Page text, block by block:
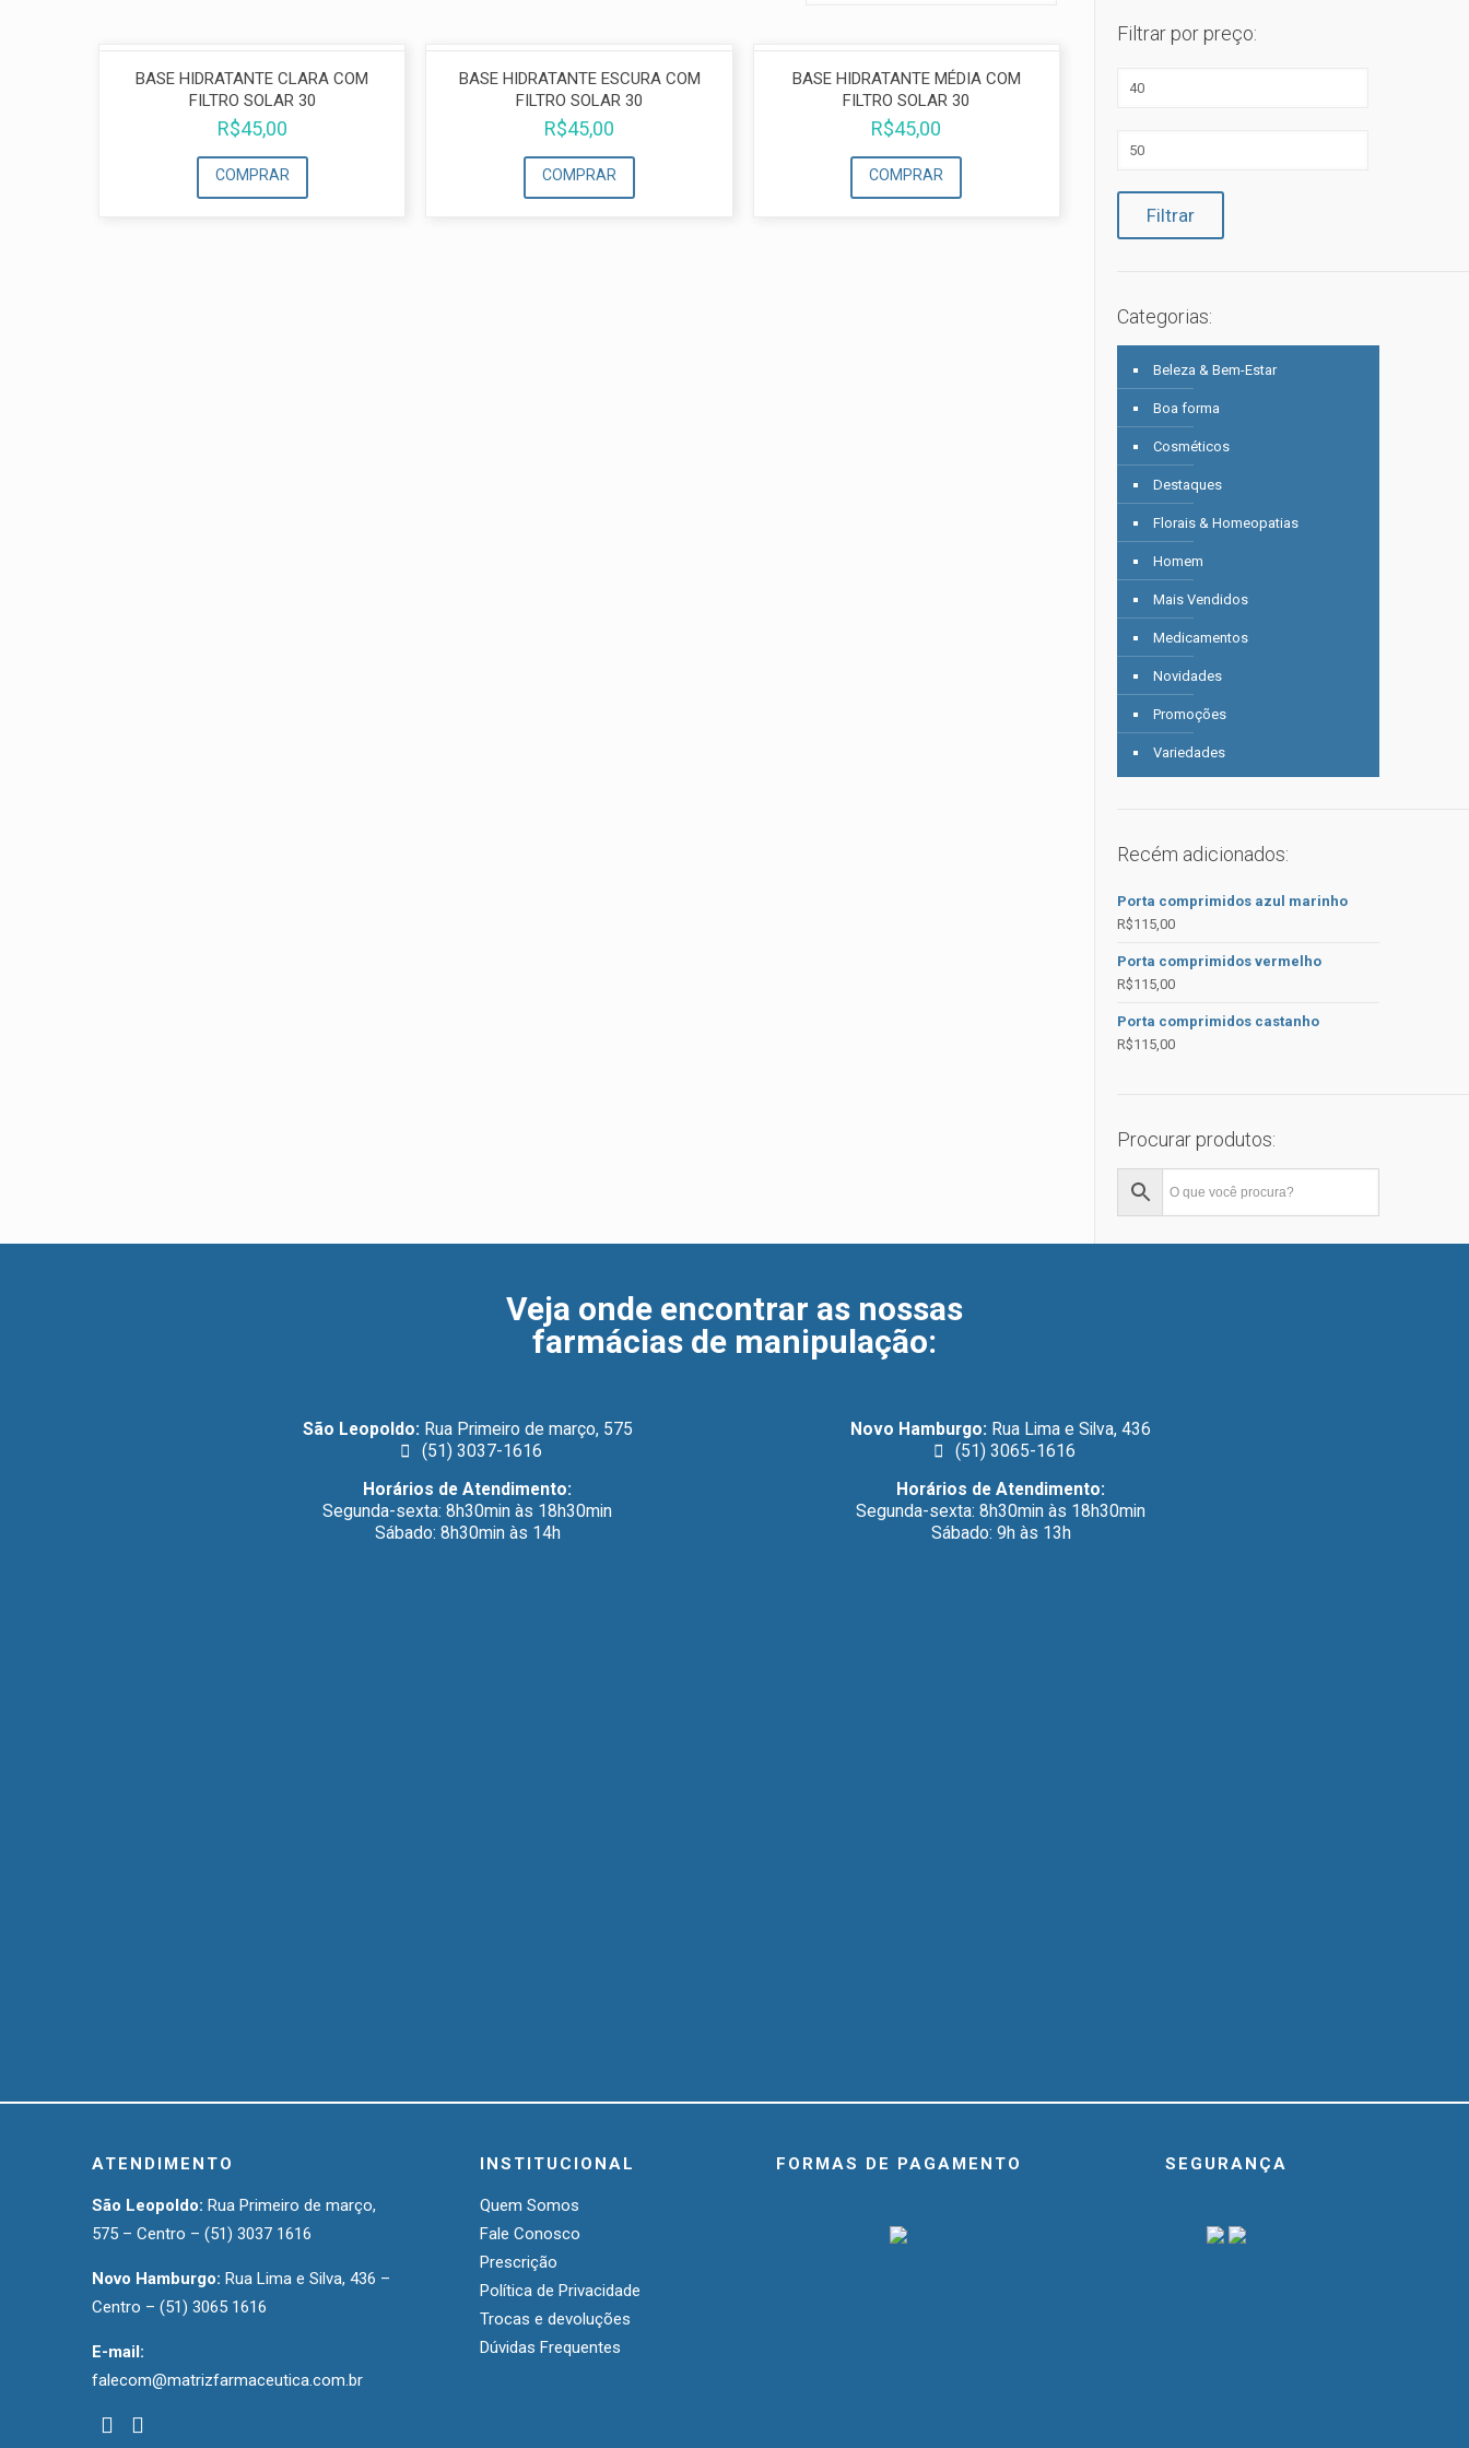
BASE HIDRATANTE CLARA COM
FILTRO SOLAR 30
R$45,00
COMPRAR
BASE HIDRATANTE ESCURA COM
FILTRO SOLAR 30
R$45,00
COMPRAR
BASE HIDRATANTE MÉDIA COM
FILTRO SOLAR 30
R$45,00
COMPRAR
Filtrar por preço:
Filtrar
Categorias:
Beleza & Bem-Estar
Boa forma
Cosméticos
Destaques
Florais & Homeopatias
Homem
Mais Vendidos
Medicamentos
Novidades
Promoções
Variedades
Recém adicionados:
Porta comprimidos azul marinho
R$115,00
Porta comprimidos vermelho
R$115,00
Porta comprimidos castanho
R$115,00
Procurar produtos:
Veja onde encontrar as nossas
farmácias de manipulação:
São Leopoldo: Rua Primeiro de março, 575
(51) 3037-1616
Horários de Atendimento:
Segunda-sexta: 8h30min às 18h30min
Sábado: 8h30min às 14h
Novo Hamburgo: Rua Lima e Silva, 436
(51) 3065-1616
Horários de Atendimento:
Segunda-sexta: 8h30min às 18h30min
Sábado: 9h às 13h
ATENDIMENTO
São Leopoldo: Rua Primeiro de março,
575 – Centro – (51) 3037 1616
Novo Hamburgo: Rua Lima e Silva, 436 –
Centro – (51) 3065 1616
E-mail:
falecom@matrizfarmaceutica.com.br
INSTITUCIONAL
Quem Somos
Fale Conosco
Prescrição
Política de Privacidade
Trocas e devoluções
Dúvidas Frequentes
FORMAS DE PAGAMENTO SEGURANÇA